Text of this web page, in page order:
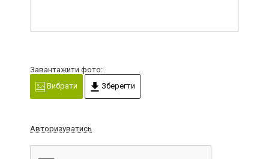
Завантажити фото:
Вибрати
Зберегти
Авторизуватись